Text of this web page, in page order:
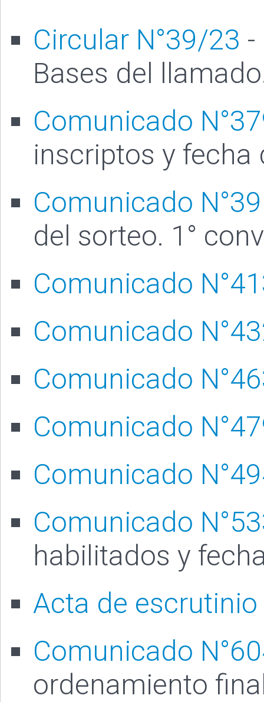
Circular N°39/23 -
Bases del
Comunicado
inscriptos y fecha
Comunicado
del sorteo. 1°
Comunicado
Comunicado
Comunicado
Comunicado
Comunicado
Comunicado
habilitados y
Acta de escrutinio
Comunicado
ordenamiento